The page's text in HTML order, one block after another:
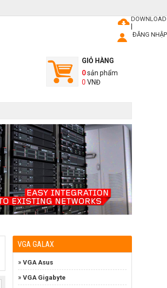
DOWNLOAD
ĐĂNG NHẬP
GIỎ HÀNG
0sản phẩm
0 VNĐ
VGA GALAX
» VGA Asus
» VGA Gigabyte